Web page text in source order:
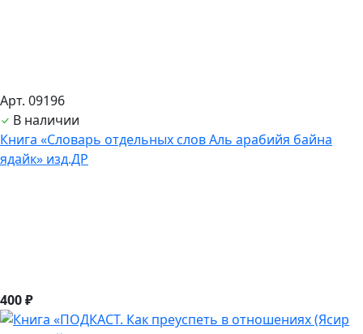
Арт. 09196
В наличии
Книга «Словарь отдельных слов Аль арабийя байна
ядайк» изд.ДР
400 ₽